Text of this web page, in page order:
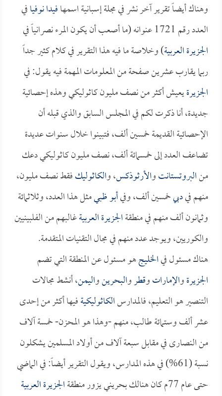
وهناك أيضاً تقرير آخر نشر في مجلة إسبانية اسمهافيدا نوفيافي
العدد رقم 1721 عنوانه (ما أصعب أن يكون المرء نصرانياً في
الجزيرة العربية) وخلاصة ما فيه هذا التقرير في كلام كثير جداً
ربما يقارب عشرين صفحة من المعلومات المهمة فيه يقول: في
الجزيرةيعيش أكثر من نصف مليون كاثوليكي وهذه إحصائية
جديدة، أنا ذكرت لكم في المجلس السابق والذي قبله أن
الإحصائية القديمة خمسين ألف، فتبينوا خلال سنوات عديدة
تضاعف العدد إلى خمسمائة ألف، نصف مليون كاثوليكي دعك
منالبروتستانتوالأرثوذكس، والكاثوليكفقط نصف مليون،
منهم فيدبيخمسين ألف، وفيأبو ظبيمثل هذا العدد، وثلاثمائة
وثمانون ألف منهم في منطقةالجزيرة العربيةغالبهم من الفلبينيين
والكوريين، ويوجد عدد منهم في مجال التقنيات المتقدمة.
هناك مسئول فيالخليجهو مسئول عن المنطقة التي تضم
الجزيرةوالإماراتوقطروالبحرينواليمن، أنشط مجالات
التنصير هو التعليم، فالمدارسالكاثوليكيةفيها أكثر من إحدى
عشر ألف وستمائة طالب، منهم -وهذا هو المحزن- خمسة آلاف
من النصارى في مقابل سبعة آلاف من أولاد المسلمين يشكلون
نسبة (61%) في هذه المدارس، ويقول التقرير أيضاً: في الماضي
حتى عام 77م كان هنالك بحريني يزور منطقة
الجزيرة العربية